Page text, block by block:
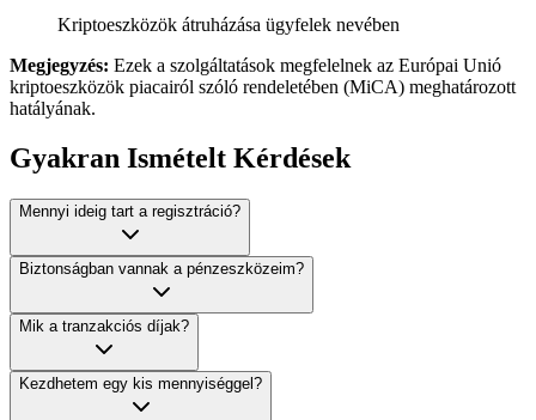
Kriptoeszközök átruházása ügyfelek nevében
Megjegyzés: Ezek a szolgáltatások megfelelnek az Európai Unió
kriptoeszközök piacairól szóló rendeletében (MiCA) meghatározott
hatályának.
Gyakran Ismételt Kérdések
Mennyi ideig tart a regisztráció?
Biztonságban vannak a pénzeszközeim?
Mik a tranzakciós díjak?
Kezdhetem egy kis mennyiséggel?